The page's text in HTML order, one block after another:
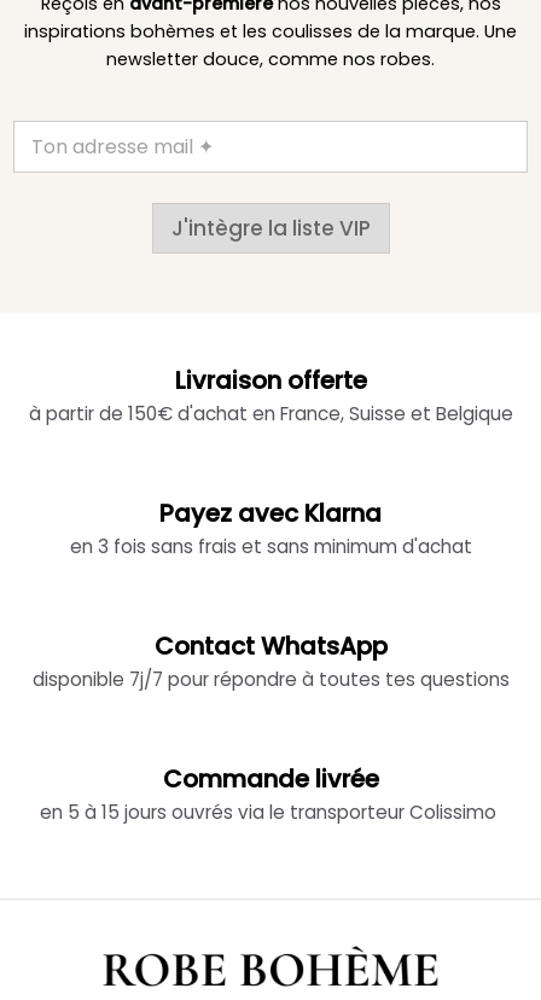
inspirations bohèmes et les coulisses de la marque. Une
newsletter douce, comme nos robes.
J'intègre la liste VIP
Livraison offerte
à partir de 150€ d'achat en France, Suisse et Belgique
Payez avec Klarna
en 3 fois sans frais et sans minimum d'achat
Contact WhatsApp
disponible 7j/7 pour répondre à toutes tes questions
Commande livrée
en 5 à 15 jours ouvrés via le transporteur Colissimo